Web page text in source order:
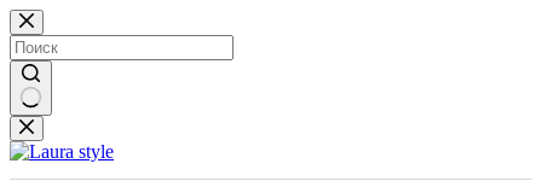
Перейти
к
сути
Ничего
не